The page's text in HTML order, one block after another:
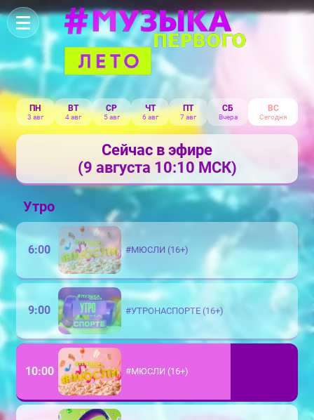
ПН
3 авг
ВТ
4 авг
СР
5 авг
ЧТ
6 авг
ПТ
7 авг
СБ
Вчера
ВС
Сегодня
Сейчас в эфире
(9 августа 10:10 МСК)
Утро
6:00 #МЮСЛИ (16+)
9:00 #УТРОНАСПОРТЕ (16+)
10:00 #МЮСЛИ (16+)